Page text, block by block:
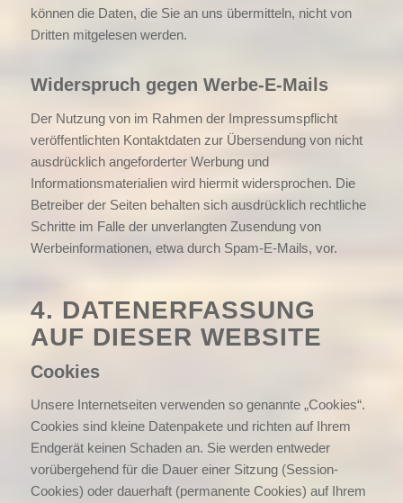
können die Daten, die Sie an uns übermitteln, nicht von
Dritten mitgelesen werden.
Widerspruch gegen Werbe-E-Mails
Der Nutzung von im Rahmen der Impressumspflicht
veröffentlichten Kontaktdaten zur Übersendung von nicht
ausdrücklich angeforderter Werbung und
Informationsmaterialien wird hiermit widersprochen. Die
Betreiber der Seiten behalten sich ausdrücklich rechtliche
Schritte im Falle der unverlangten Zusendung von
Werbeinformationen, etwa durch Spam-E-Mails, vor.
4. DATENERFASSUNG
AUF DIESER WEBSITE
Cookies
Unsere Internetseiten verwenden so genannte „Cookies“.
Cookies sind kleine Datenpakete und richten auf Ihrem
Endgerät keinen Schaden an. Sie werden entweder
vorübergehend für die Dauer einer Sitzung (Session-
Cookies) oder dauerhaft (permanente Cookies) auf Ihrem